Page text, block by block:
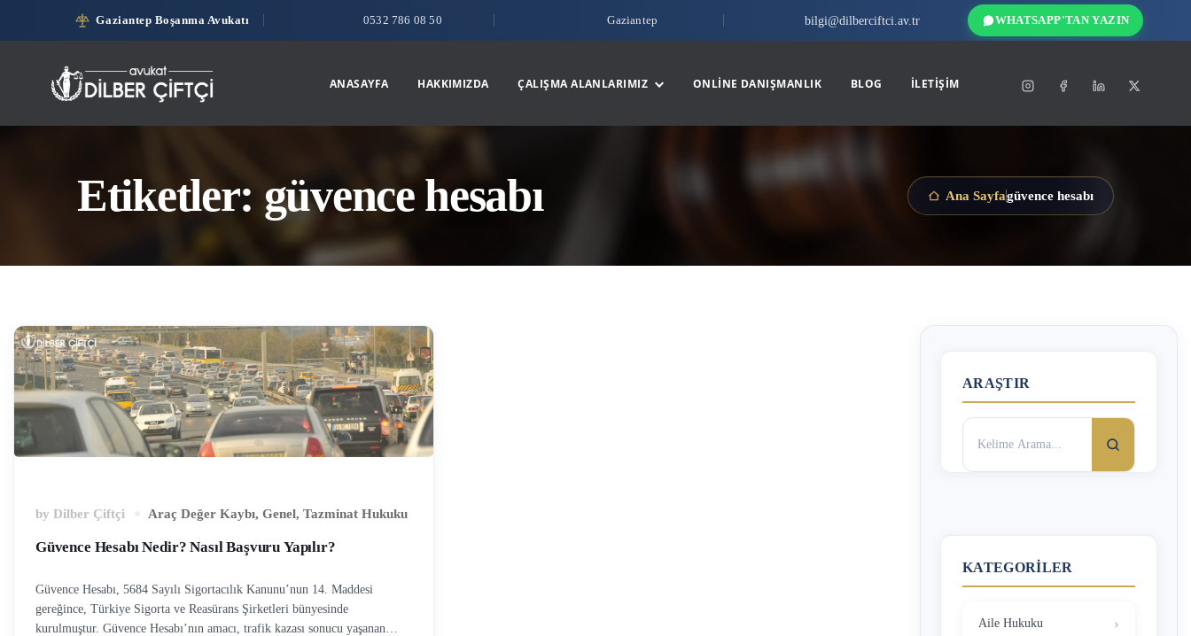
Gaziantep Boşanma Avukatı 0532 786 08 50 Gaziantep bilgi@dilberciftci.av.tr WHATSAPP'TAN YAZIN
ANASAYFA HAKKIMIZDA ÇALIŞMA ALANLARIMIZ ONLINE DANIŞMANLIK BLOG İLETIŞIM
Etiketler: güvence hesabı Ana Sayfagüvence hesabı
by Dilber Çiftçi Araç Değer Kaybı, Genel, Tazminat Hukuku
Güvence Hesabı Nedir? Nasıl Başvuru Yapılır?
Güvence Hesabı, 5684 Sayılı Sigortacılık Kanunu’nun 14. Maddesi
gereğince, Türkiye Sigorta ve Reasürans Şirketleri bünyesinde
kurulmuştur. Güvence Hesabı’nın amacı, trafik kazası sonucu yaşanan
ARAŞTIR
Arama:
KATEGORILER
Aile Hukuku